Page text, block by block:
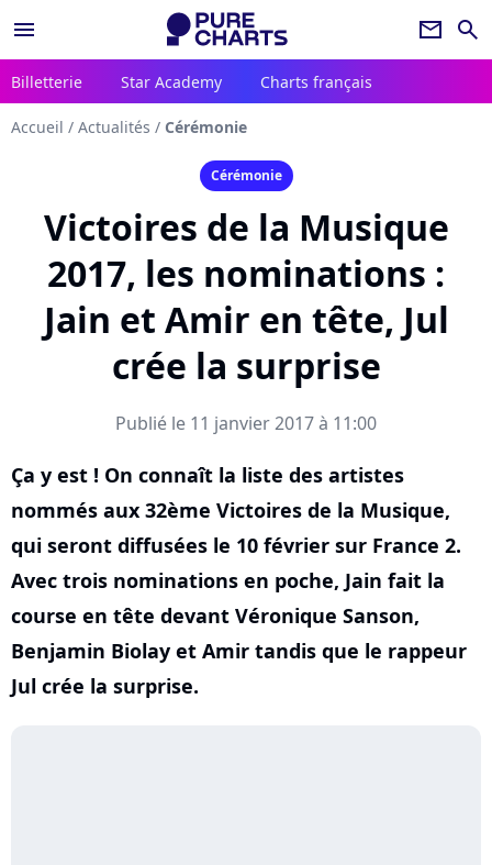
menu newsletter search
Billetterie Star Academy Charts français
Accueil / Actualités / Cérémonie
Cérémonie
Victoires de la Musique
2017, les nominations :
Jain et Amir en tête, Jul
crée la surprise
Publié le 11 janvier 2017 à 11:00
Ça y est ! On connaît la liste des artistes
nommés aux 32ème Victoires de la Musique,
qui seront diffusées le 10 février sur France 2.
Avec trois nominations en poche, Jain fait la
course en tête devant Véronique Sanson,
Benjamin Biolay et Amir tandis que le rappeur
Jul crée la surprise.